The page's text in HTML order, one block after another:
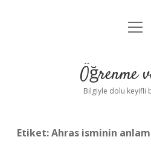
Anasayfa
Yasal
Öğrenme
Bilgiyle dolu keyifli
Etiket:Ahras isminin